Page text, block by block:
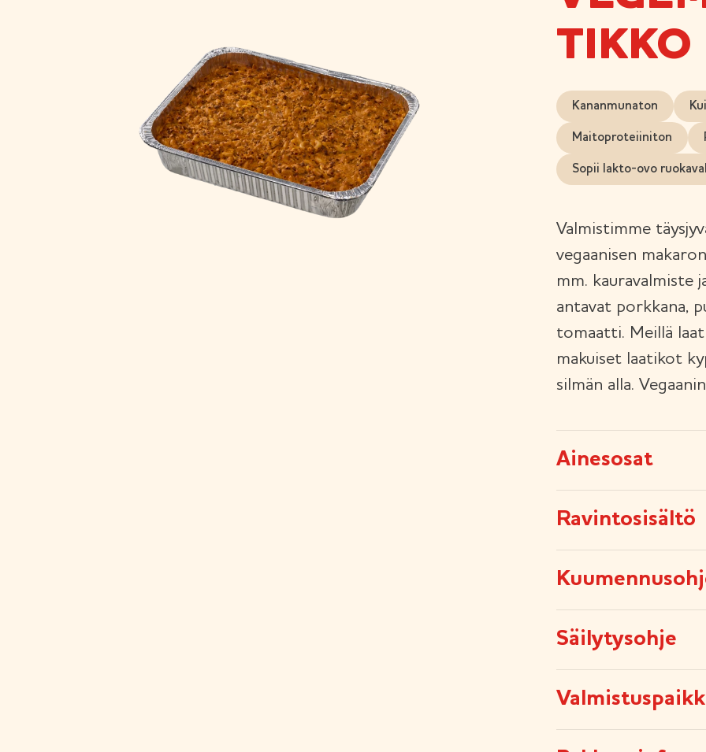
TIKKO
Kananmunaton
Maitoproteiiniton
Sopii lakto-ovo
Valmistimme
vegaanisen
mm. kauravalmiste
antavat porkkana,
tomaatti. Meillä
makuiset laatikot
silmän alla.
Ainesosat
Ravintosisältö
Säilytysohje